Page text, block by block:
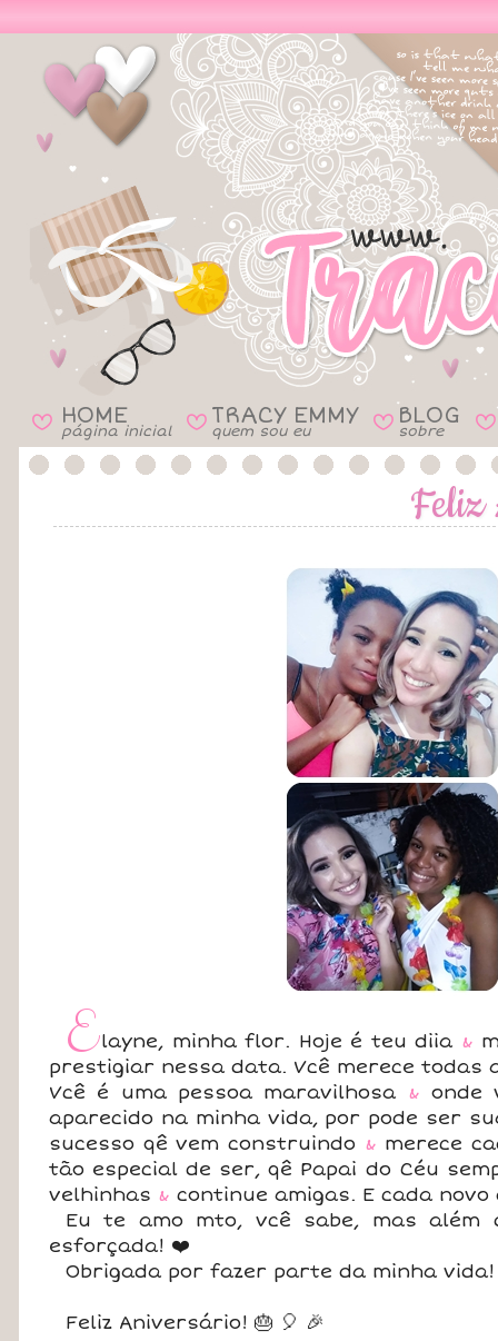
B HOME
página inicial B TRACY EMMY
quem sou eu B BLOG
sobre B
Feliz
Elayne, minha flor. Hoje é teu diia &
prestigiar nessa data. Vcê merece todas
Vcê é uma pessoa maravilhosa & onde
aparecido na minha vida, por pode ser
sucesso qê vem construindo & merece
tão especial de ser, qê Papai do Céu
velhinhas & continue amigas. E cada
Eu te amo mto, vcê sabe, mas
esforçada! ❤️
Obrigada por fazer parte da minha vida!
Feliz Aniversário! 🎂 🎈 🎉